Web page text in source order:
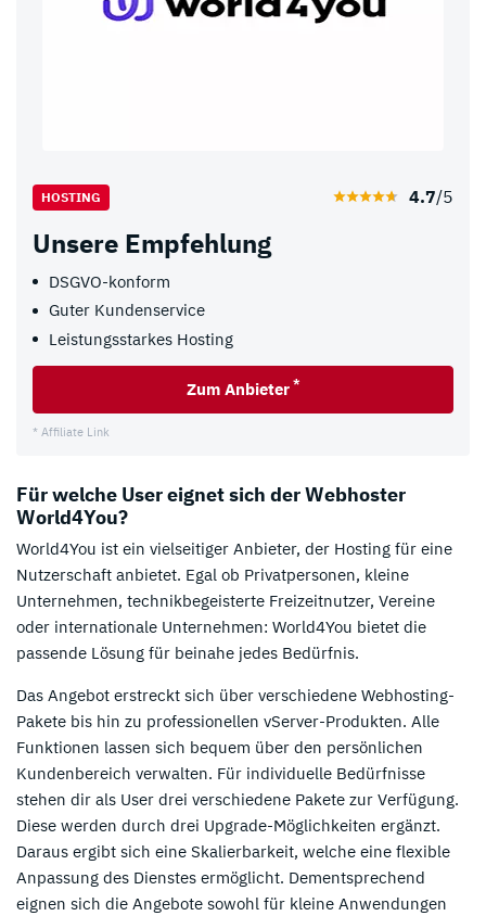
HOSTING 4.7/5
Unsere Empfehlung
DSGVO-konform
Guter Kundenservice
Leistungsstarkes Hosting
Zum Anbieter *
* Affiliate Link
Für welche User eignet sich der Webhoster
World4You?
World4You ist ein vielseitiger Anbieter, der Hosting für eine
Nutzerschaft anbietet. Egal ob Privatpersonen, kleine
Unternehmen, technikbegeisterte Freizeitnutzer, Vereine
oder internationale Unternehmen: World4You bietet die
passende Lösung für beinahe jedes Bedürfnis.
Das Angebot erstreckt sich über verschiedene Webhosting-
Pakete bis hin zu professionellen vServer-Produkten. Alle
Funktionen lassen sich bequem über den persönlichen
Kundenbereich verwalten. Für individuelle Bedürfnisse
stehen dir als User drei verschiedene Pakete zur Verfügung.
Diese werden durch drei Upgrade-Möglichkeiten ergänzt.
Daraus ergibt sich eine Skalierbarkeit, welche eine flexible
Anpassung des Dienstes ermöglicht. Dementsprechend
eignen sich die Angebote sowohl für kleine Anwendungen